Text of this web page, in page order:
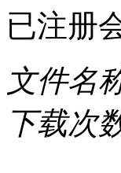
已注册
文件名
下载次